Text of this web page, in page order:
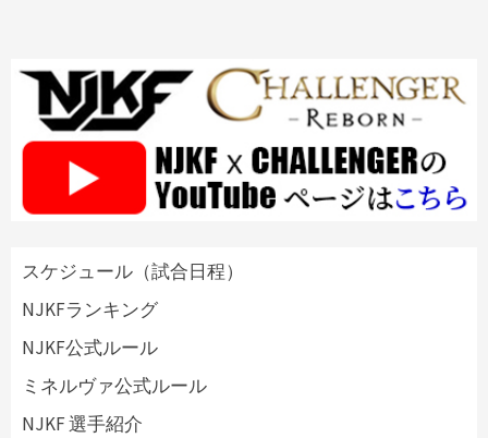
スケジュール（試合日程）
NJKFランキング
NJKF公式ルール
ミネルヴァ公式ルール
NJKF 選手紹介